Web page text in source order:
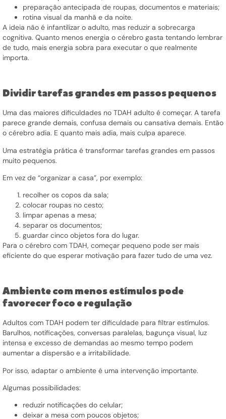
preparação antecipada de roupas, documentos e materiais;
rotina visual da manhã e da noite.
A ideia não é infantilizar o adulto, mas reduzir a sobrecarga
cognitiva. Quanto menos energia o cérebro gasta tentando lembrar
de tudo, mais energia sobra para executar o que realmente
importa.
Dividir tarefas grandes em passos pequenos
Uma das maiores dificuldades no TDAH adulto é começar. A tarefa
parece grande demais, confusa demais ou cansativa demais. Então
o cérebro adia. E quanto mais adia, mais culpa aparece.
Uma estratégia prática é transformar tarefas grandes em passos
muito pequenos.
Em vez de “organizar a casa”, por exemplo:
recolher os copos da sala;
colocar roupas no cesto;
limpar apenas a mesa;
separar os documentos;
guardar cinco objetos fora do lugar.
Para o cérebro com TDAH, começar pequeno pode ser mais
eficiente do que esperar motivação para fazer tudo de uma vez.
Ambiente com menos estímulos pode
favorecer foco e regulação
Adultos com TDAH podem ter dificuldade para filtrar estímulos.
Barulhos, notificações, conversas paralelas, bagunça visual, luz
intensa e excesso de demandas ao mesmo tempo podem
aumentar a dispersão e a irritabilidade.
Por isso, adaptar o ambiente é uma intervenção importante.
Algumas possibilidades:
reduzir notificações do celular;
deixar a mesa com poucos objetos;